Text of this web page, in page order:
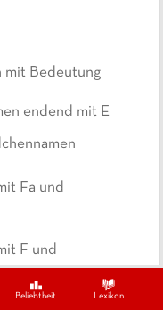
Beliebtheit Lexikon
mit Bedeutung
endend mit E
Fa und
F und